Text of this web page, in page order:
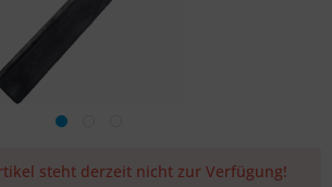
steht derzeit nicht zur Verfügung!